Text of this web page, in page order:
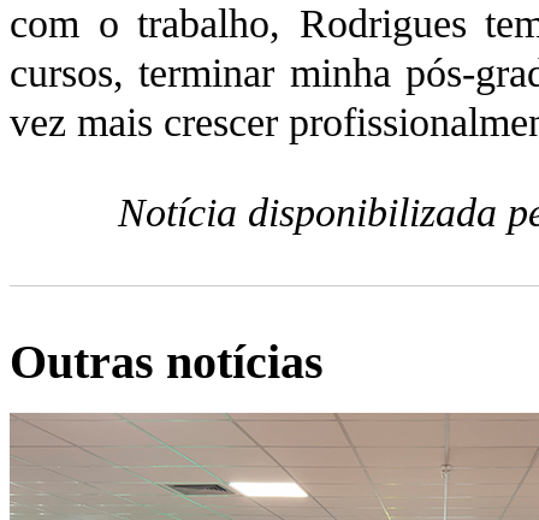
com o trabalho, Rodrigues
cursos, terminar minha pós-
vez mais crescer
Notícia disponibilizada
Outras notícias